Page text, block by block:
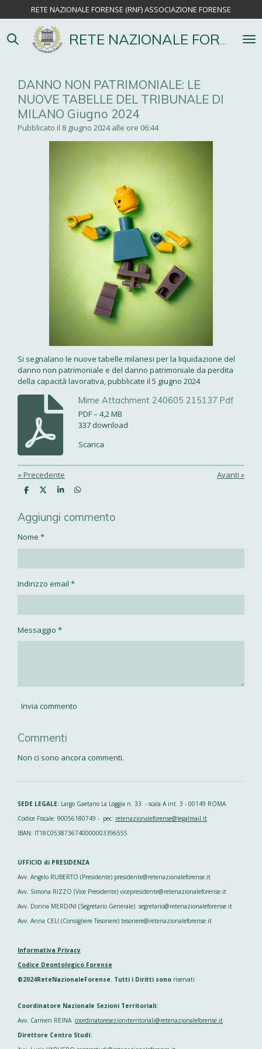
contenuto
principale
RETE NAZIONALE FORENSE
RETE NAZIONALE FORENSE (RNF) ASSOCIAZIONE FORENSE
DANNO NON PATRIMONIALE: LE
NUOVE TABELLE DEL TRIBUNALE DI
MILANO Giugno 2024
Pubblicato il 8 giugno 2024 alle ore 06:44
Si segnalano le nuove tabelle milanesi per la liquidazione del
danno non patrimoniale e del danno patrimoniale da perdita
della capacità lavorativa, pubblicate il 5 giugno 2024
Mime Attachment 240605 215137 Pdf
PDF – 4,2 MB
337 download
Scarica
«Precedente Avanti »
C
d
i
i
C
d
i
i
C
d
i
C
d
i
Aggiungi commento
Nome *
Indirizzo email *
Messaggio *
Invia commento
Commenti
Non ci sono ancora commenti.
SEDE LEGALE: Largo Gaetano La Loggia n. 33 - scala A int. 3 - 00149 ROMA
Codice Fiscale: 90056180749 - pec: retenazionaleforense@legalmail.it
IBAN: IT18C0538736740000003396555
UFFICIO di PRESIDENZA
Avv. Angelo RUBERTO (Presidente) presidente@retenazionaleforense.it
Avv. Simona RIZZO (Vice Presidente) vicepresidente@retenazionaleforense.it
Avv. Dorina MERDINI (Segretario Generale) segretario@retenazionaleforense.it
Avv. Anna CELI (Consigliere Tesoriere) tesoriere@retenazionaleforense.it
Informativa Privacy
Codice Deontologico Forense
©2024ReteNazionaleForense. Tutti i Diritti sono riservati
Coordinatore Nazionale Sezioni Territoriali:
Avv. Carmen REINA coordinatoresezioniterritoriali@retenazionaleforense.it
Direttore Centro Studi: